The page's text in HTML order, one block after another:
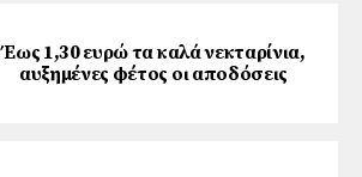
Έως 1,30 ευρώ τα καλά νεκταρίνια,
αυξημένες φέτος οι αποδόσεις